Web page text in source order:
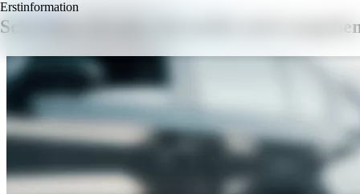
Schreiben Sie mir. Ich melde mich
Erstinformation